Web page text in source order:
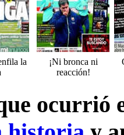
la
¡Ni bronca ni
reacción!
ocurrió